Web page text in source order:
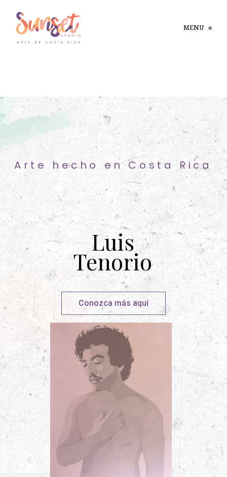
MENU ≡
Luis
Tenorio
Conozca más aquí
Arte hecho en Costa Rica